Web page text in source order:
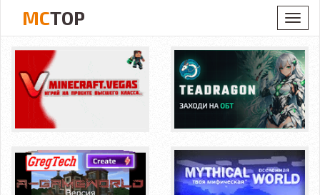
MCTOP